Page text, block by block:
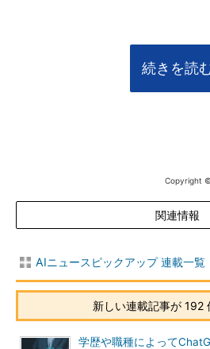
続きを読
Copyright ©
関連情報
AIニュースピックアップ 連載一覧
新しい連載記事が 192
学歴や職種によって